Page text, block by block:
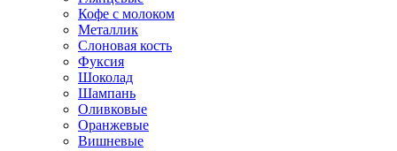
Кофе с молоком
Металлик
Слоновая кость
Фуксия
Шоколад
Шампань
Оливковые
Оранжевые
Вишневые